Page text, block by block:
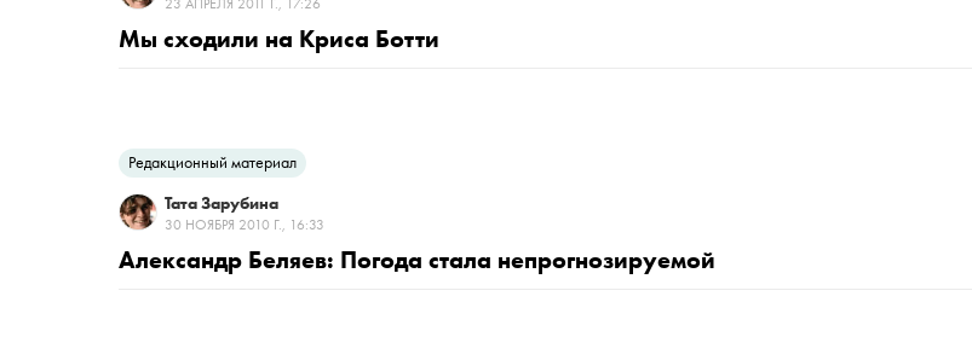
Мы сходили на Криса Ботти
Редакционный материал
Тата Зарубина
30 НОЯБРЯ 2010 Г., 16:33
Александр Беляев: Погода стала непрогнозируемой